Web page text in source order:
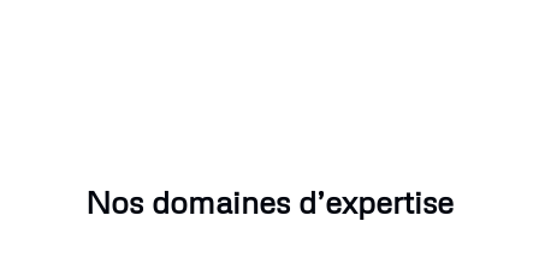
Nos domaines d’expertise